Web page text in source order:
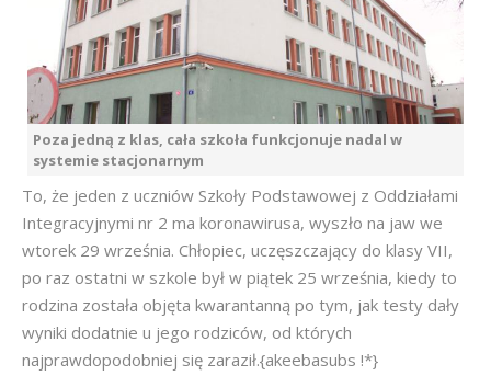
Poza jedną z klas, cała szkoła funkcjonuje nadal w
systemie stacjonarnym
To, że jeden z uczniów Szkoły Podstawowej z Oddziałami
Integracyjnymi nr 2 ma koronawirusa, wyszło na jaw we
wtorek 29 września. Chłopiec, uczęszczający do klasy VII,
po raz ostatni w szkole był w piątek 25 września, kiedy to
rodzina została objęta kwarantanną po tym, jak testy dały
wyniki dodatnie u jego rodziców, od których
najprawdopodobniej się zaraził.{akeebasubs !*}